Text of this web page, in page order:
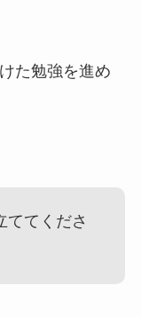
た勉強を進め
ててくださ